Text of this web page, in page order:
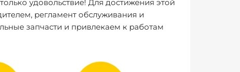
удовольствие! Для достижения этой
регламент обслуживания и
запчасти и привлекаем к работам